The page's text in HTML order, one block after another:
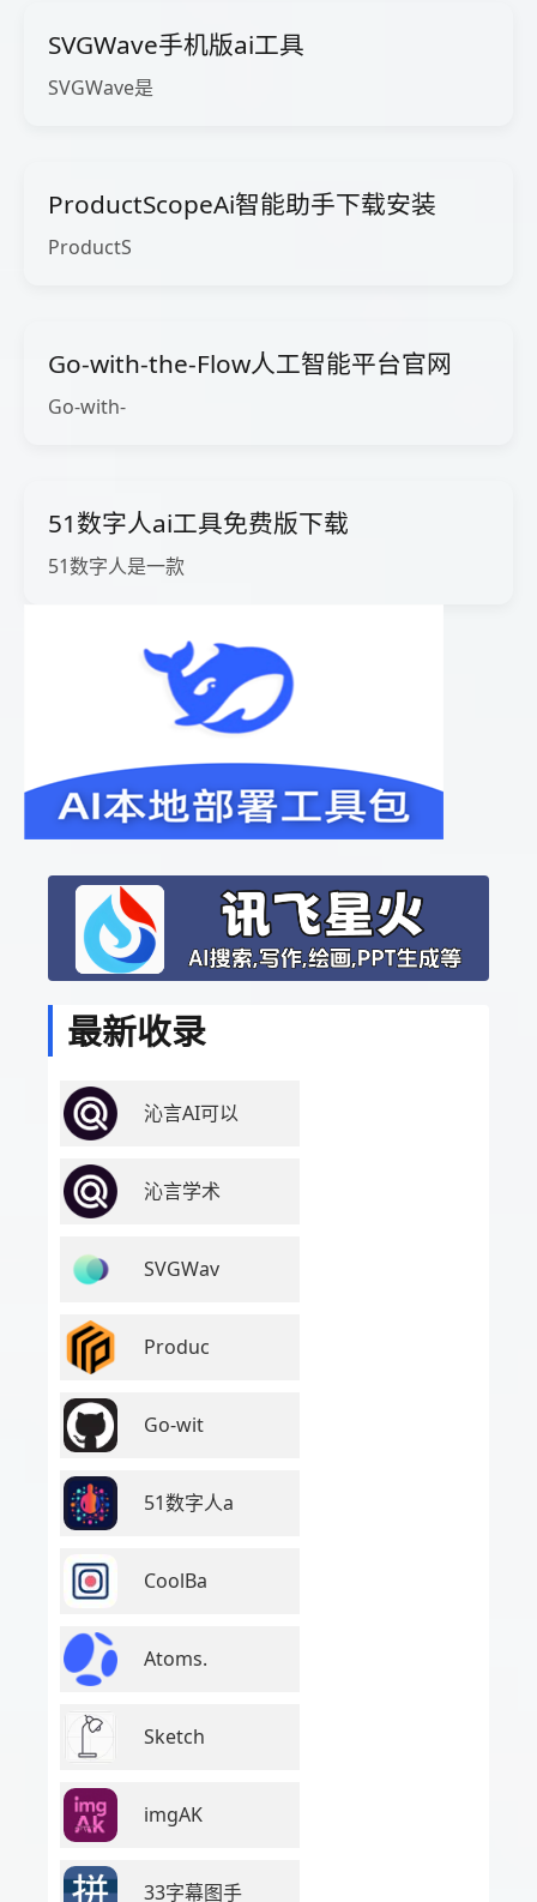
SVGWave手机版ai工具
SVGWave是
ProductScopeAi智能助手下载安装
ProductS
Go-with-the-Flow人工智能平台官网
Go-with-
51数字人ai工具免费版下载
51数字人是一款
最新收录
沁言AI可以
沁言学术
SVGWav
Produc
Go-wit
51数字人a
CoolBa
Atoms.
Sketch
imgAK
33字幕图手